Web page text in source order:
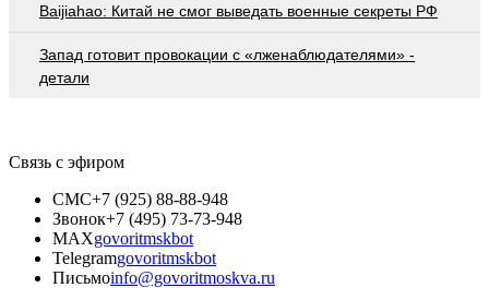
Baijiahao: Китай не смог выведать военные секреты РФ
Запад готовит провокации с «лженаблюдателями» -
детали
Связь с эфиром
СМС+7 (925) 88-88-948
Звонок+7 (495) 73-73-948
MAXgovoritmskbot
Telegramgovoritmskbot
Письмоinfo@govoritmoskva.ru